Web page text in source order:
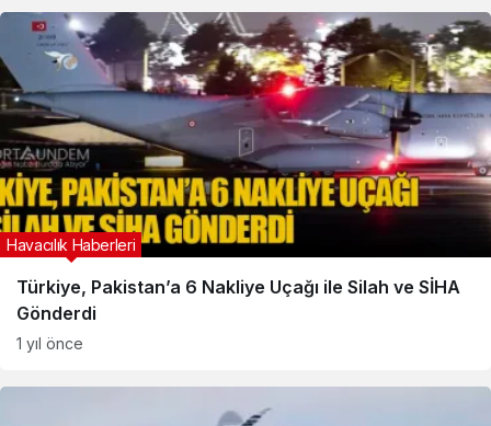
Türkiye, Pakistan’a 6 Nakliye Uçağı ile Silah ve SİHA
Gönderdi
Havacılık Haberleri
1 yıl önce